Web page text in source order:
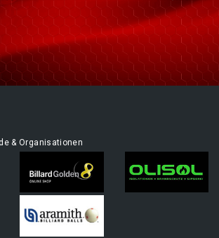
& Organisationen